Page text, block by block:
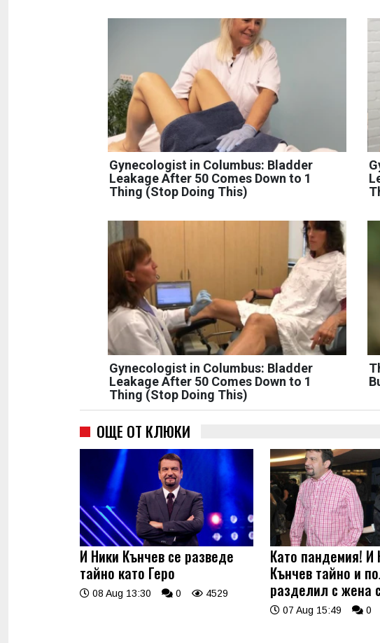
Gynecologist in Columbus: Bladder
Leakage After 50 Comes Down to 1
Thing (Stop Doing This)
Gynecologist in Columbus: Bladder
Leakage After 50 Comes Down to 1
Thing (Stop Doing This)
ОЩЕ ОТ КЛЮКИ
И Ники Кънчев се разведе
тайно като Геро
08 Aug 13:30 0 4529
Като пандемия! И
Кънчев тайно и
разделил с жена
07 Aug 15:49 0